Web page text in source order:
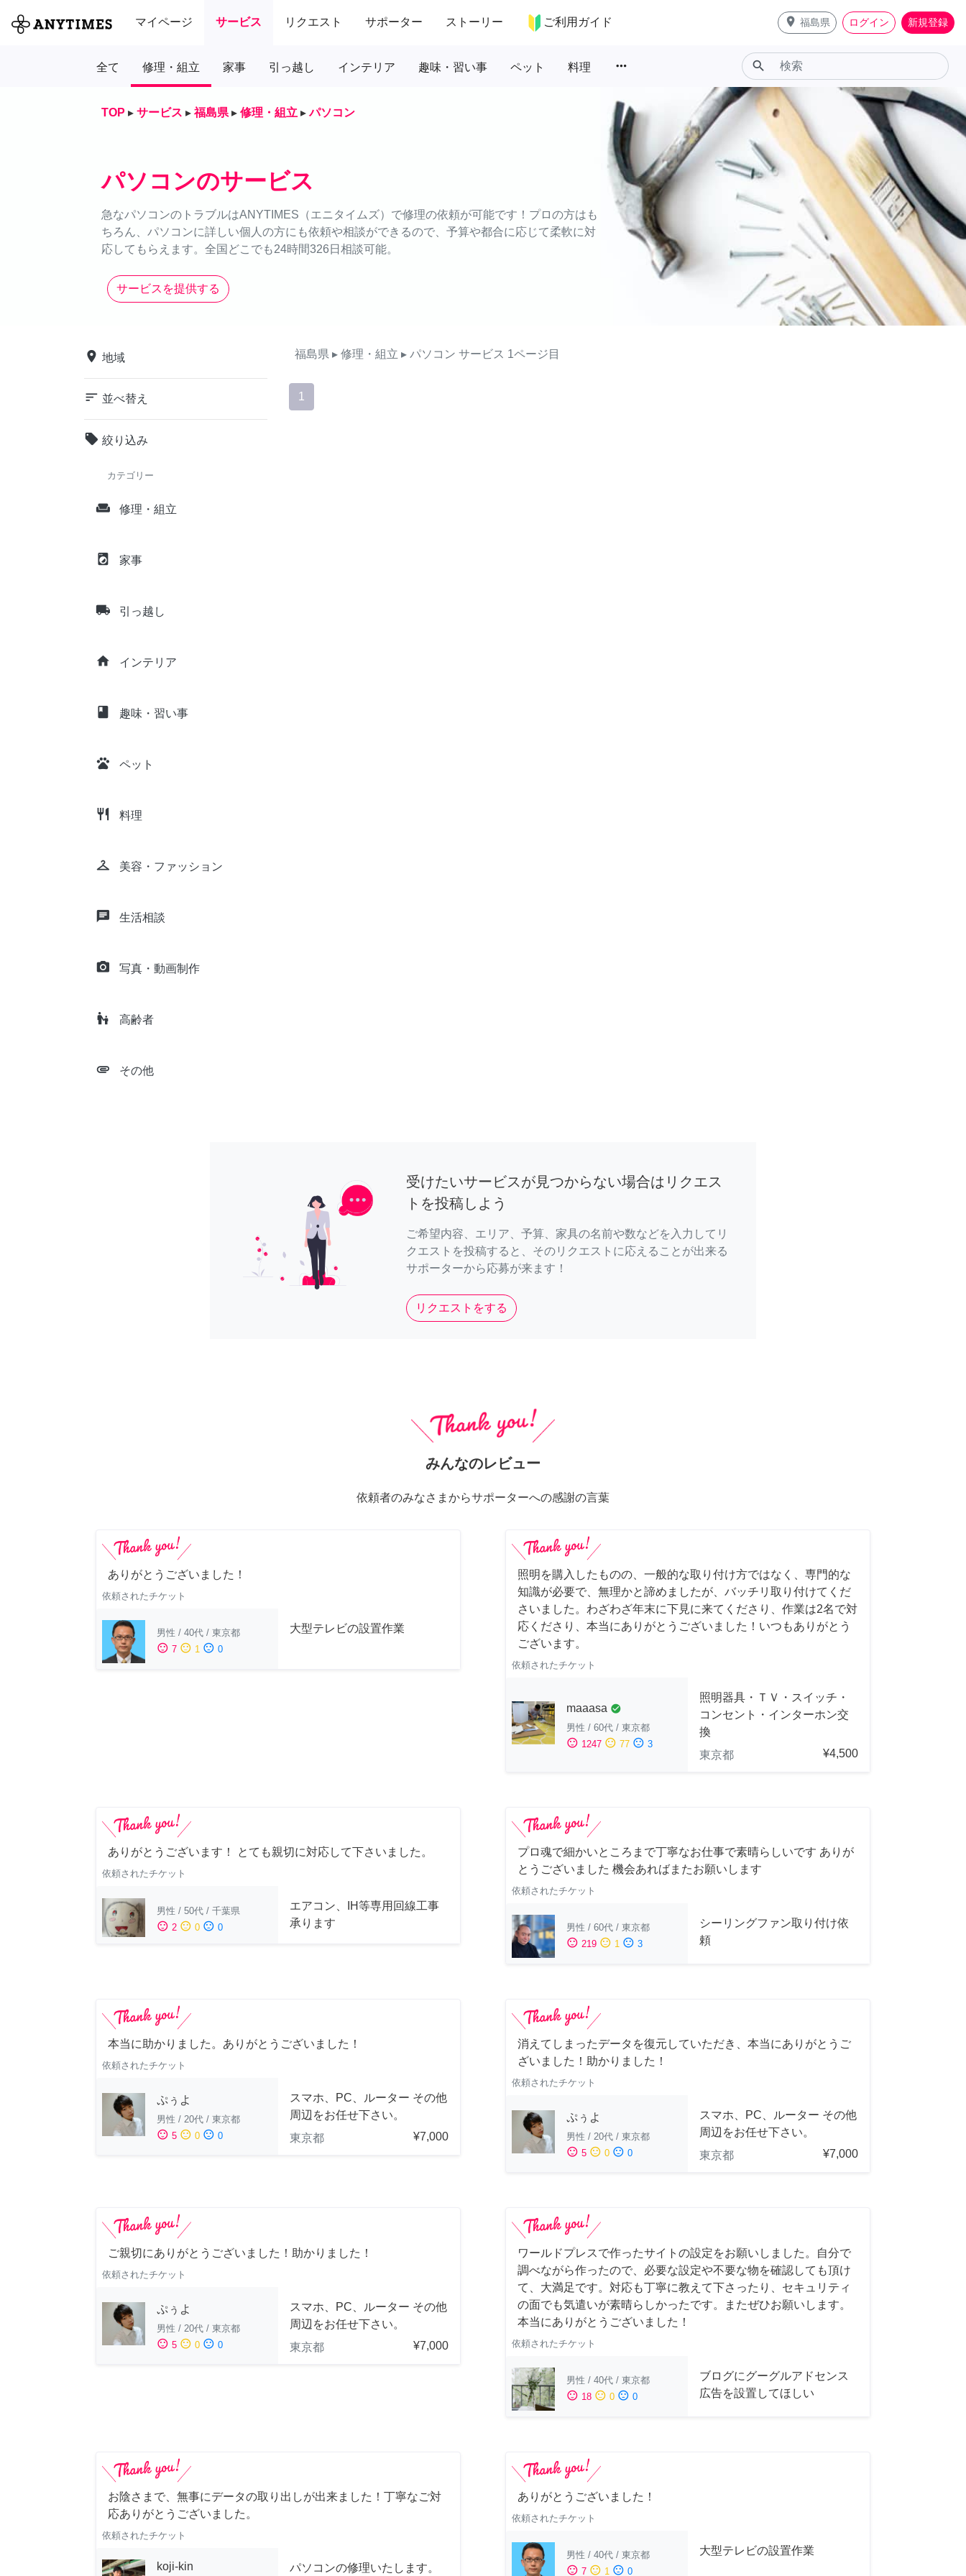
マイページ サービス リクエスト サポーター ストーリー ご利用ガイド place 福島県 ログイン 新規登録
全て 修理・組立 家事 引っ越し インテリア 趣味・習い事 ペット 料理 more_horiz search
TOP ▸ サービス ▸ 福島県 ▸ 修理・組立 ▸ パソコン
パソコンのサービス
急なパソコンのトラブルはANYTIMES（エニタイムズ）で修理の依頼が可能です！プロの方はも
ちろん、パソコンに詳しい個人の方にも依頼や相談ができるので、予算や都合に応じて柔軟に対
応してもらえます。全国どこでも24時間326日相談可能。
サービスを提供する
place 地域
sort 並べ替え
local_offer 絞り込み
カテゴリー
weekend 修理・組立
local_laundry_service 家事
local_shipping 引っ越し
home インテリア
class 趣味・習い事
pets ペット
restaurant 料理
checkroom 美容・ファッション
chat 生活相談
camera_alt 写真・動画制作
escalator_warning 高齢者
attachment その他
福島県 ▸ 修理・組立 ▸ パソコン サービス 1ページ目
1
受けたいサービスが見つからない場合はリクエス
トを投稿しよう
ご希望内容、エリア、予算、家具の名前や数などを入力してリ
クエストを投稿すると、そのリクエストに応えることが出来る
サポーターから応募が来ます！
リクエストをする
みんなのレビュー
依頼者のみなさまからサポーターへの感謝の言葉
ありがとうございました！
依頼されたチケット
男性 / 40代 / 東京都
sentiment_satisfied 7 sentiment_neutral 1 sentiment_dissatisfied 0
大型テレビの設置作業
照明を購入したものの、一般的な取り付け方ではなく、専門的な
知識が必要で、無理かと諦めましたが、バッチリ取り付けてくだ
さいました。わざわざ年末に下見に来てくださり、作業は2名で対
応くださり、本当にありがとうございました！いつもありがとう
ございます。
依頼されたチケット
maaasa check_circle
男性 / 60代 / 東京都
sentiment_satisfied 1247 sentiment_neutral 77 sentiment_dissatisfied 3
照明器具・ＴＶ・スイッチ・
コンセント・インターホン交
換
東京都
¥4,500
ありがとうございます！ とても親切に対応して下さいました。
依頼されたチケット
男性 / 50代 / 千葉県
sentiment_satisfied 2 sentiment_neutral 0 sentiment_dissatisfied 0
エアコン、IH等専用回線工事
承ります
プロ魂で細かいところまで丁寧なお仕事で素晴らしいです ありが
とうございました 機会あればまたお願いします
依頼されたチケット
男性 / 60代 / 東京都
sentiment_satisfied 219 sentiment_neutral 1 sentiment_dissatisfied 3
シーリングファン取り付け依
頼
本当に助かりました。ありがとうございました！
依頼されたチケット
ぷぅよ
男性 / 20代 / 東京都
sentiment_satisfied 5 sentiment_neutral 0 sentiment_dissatisfied 0
スマホ、PC、ルーター その他
周辺をお任せ下さい。
東京都
¥7,000
消えてしまったデータを復元していただき、本当にありがとうご
ざいました！助かりました！
依頼されたチケット
ぷぅよ
男性 / 20代 / 東京都
sentiment_satisfied 5 sentiment_neutral 0 sentiment_dissatisfied 0
スマホ、PC、ルーター その他
周辺をお任せ下さい。
東京都
¥7,000
ご親切にありがとうございました！助かりました！
依頼されたチケット
ぷぅよ
男性 / 20代 / 東京都
sentiment_satisfied 5 sentiment_neutral 0 sentiment_dissatisfied 0
スマホ、PC、ルーター その他
周辺をお任せ下さい。
東京都
¥7,000
ワールドプレスで作ったサイトの設定をお願いしました。自分で
調べながら作ったので、必要な設定や不要な物を確認しても頂け
て、大満足です。対応も丁寧に教えて下さったり、セキュリティ
の面でも気遣いが素晴らしかったです。またぜひお願いします。
本当にありがとうございました！
依頼されたチケット
男性 / 40代 / 東京都
sentiment_satisfied 18 sentiment_neutral 0 sentiment_dissatisfied 0
ブログにグーグルアドセンス
広告を設置してほしい
お陰さまで、無事にデータの取り出しが出来ました！丁寧なご対
応ありがとうございました。
依頼されたチケット
koji-kin パソコンの修理いたします。
ありがとうございました！
依頼されたチケット
男性 / 40代 / 東京都
sentiment_satisfied 7 sentiment_neutral 1 sentiment_dissatisfied 0
大型テレビの設置作業